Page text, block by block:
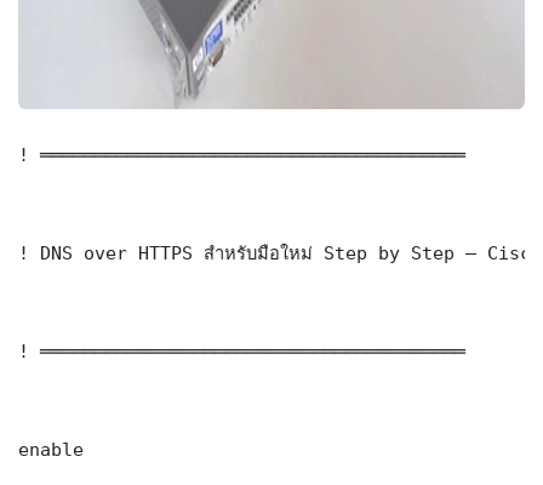
! ═══════════════════════════════════════
! DNS over HTTPS สำหรับมือใหม่ Step by Step —
! ═══════════════════════════════════════
enable